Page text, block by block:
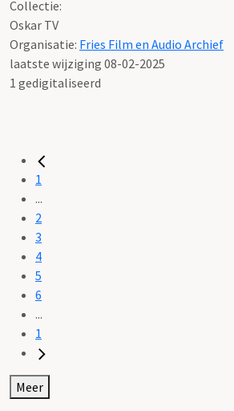
Collectie:
Oskar TV
Organisatie: Fries Film en Audio Archief
laatste wijziging 08-02-2025
1 gedigitaliseerd
1
...
2
3
4
5
6
...
1
Meer